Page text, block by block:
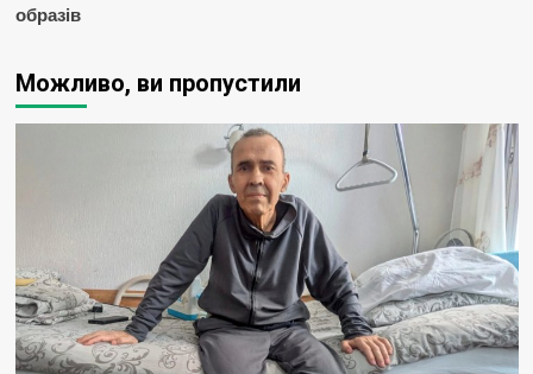
образів
Можливо, ви пропустили